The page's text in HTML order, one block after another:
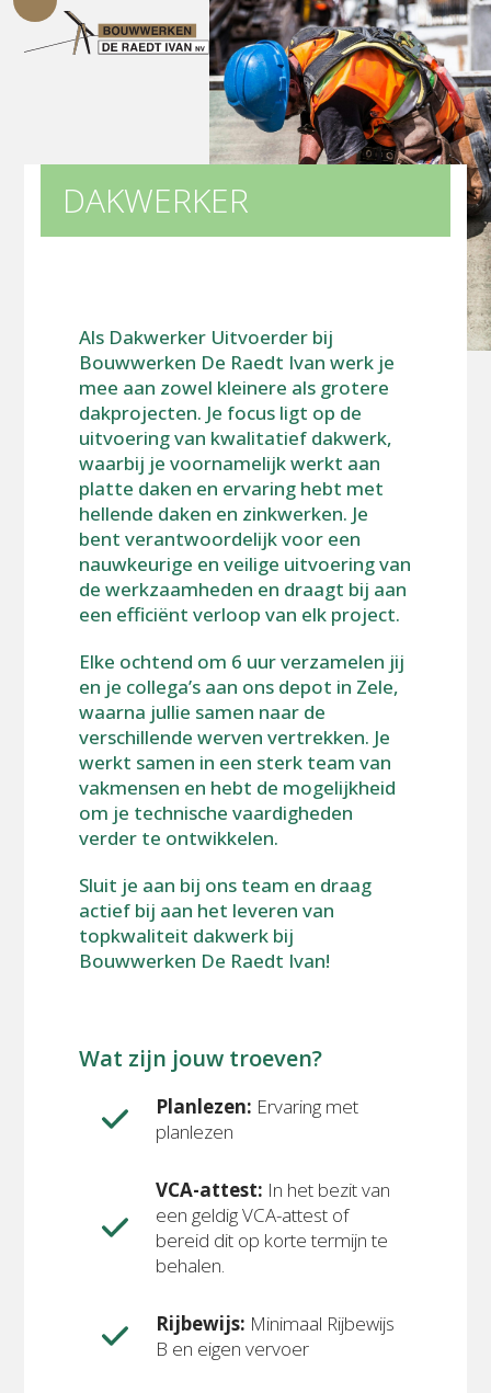
SkipOpen
mobile
menu
Close
mobile
menu
DAKWERKER
Als Dakwerker Uitvoerder bij
Bouwwerken De Raedt Ivan werk je
mee aan zowel kleinere als grotere
dakprojecten. Je focus ligt op de
uitvoering van kwalitatief dakwerk,
waarbij je voornamelijk werkt aan
platte daken en ervaring hebt met
hellende daken en zinkwerken. Je
bent verantwoordelijk voor een
nauwkeurige en veilige uitvoering van
de werkzaamheden en draagt bij aan
een efficiënt verloop van elk project.
Elke ochtend om 6 uur verzamelen jij
en je collega’s aan ons depot in Zele,
waarna jullie samen naar de
verschillende werven vertrekken. Je
werkt samen in een sterk team van
vakmensen en hebt de mogelijkheid
om je technische vaardigheden
verder te ontwikkelen.
Sluit je aan bij ons team en draag
actief bij aan het leveren van
topkwaliteit dakwerk bij
Bouwwerken De Raedt Ivan!
Wat zijn jouw troeven?
Planlezen: Ervaring met
planlezen
VCA-attest: In het bezit van
een geldig VCA-attest of
bereid dit op korte termijn te
behalen.
Rijbewijs: Minimaal Rijbewijs
B en eigen vervoer